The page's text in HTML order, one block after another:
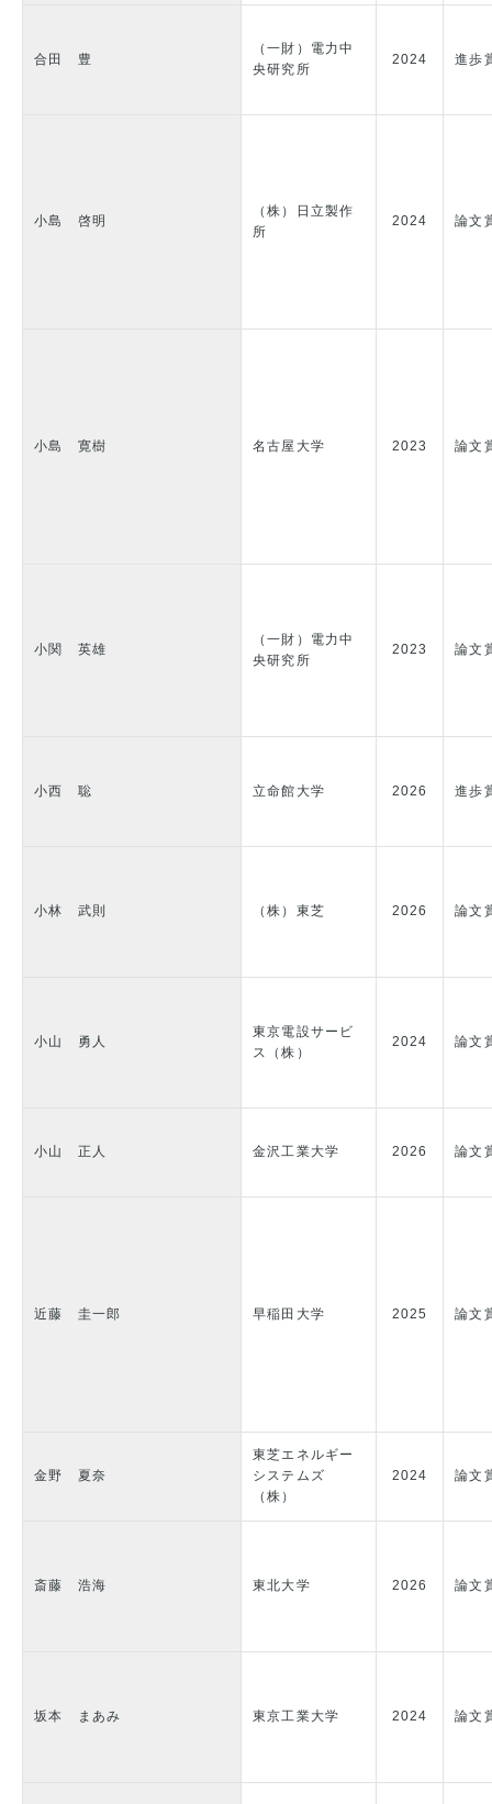
合田 豊
（一財）電力中
央研究所
2024 進歩
小島 啓明
（株）日立製作
所
2024 論文
小島 寛樹 名古屋大学 2023 論文
小関 英雄
（一財）電力中
央研究所
2023 論文
小西 聡 立命館大学 2026 進歩
小林 武則 （株）東芝 2026 論文
小山 勇人
東京電設サービ
ス（株）
2024 論文
小山 正人 金沢工業大学 2026 論文
近藤 圭一郎 早稲田大学 2025 論文
金野 夏奈
東芝エネルギー
システムズ
（株）
2024 論文
斎藤 浩海 東北大学 2026 論文
坂本 まあみ 東京工業大学 2024 論文